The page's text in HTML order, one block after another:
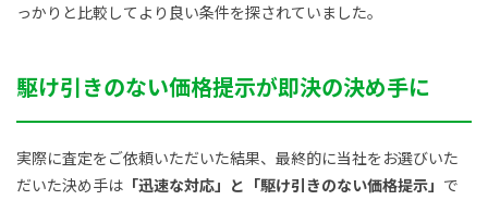
っかりと比較してより良い条件を探されていました。
駆け引きのない価格提示が即決の決め手に
実際に査定をご依頼いただいた結果、最終的に当社をお選びいた
だいた決め手は 「迅速な対応」と「駆け引きのない価格提示」 で